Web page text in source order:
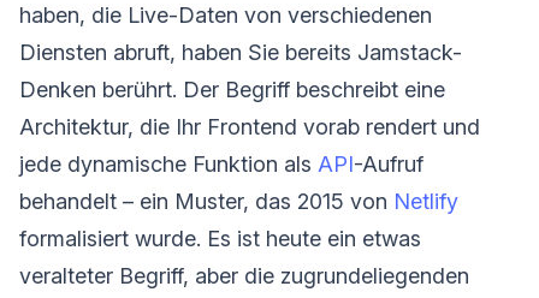
haben, die Live-Daten von verschiedenen
Diensten abruft, haben Sie bereits Jamstack-
Denken berührt. Der Begriff beschreibt eine
Architektur, die Ihr Frontend vorab rendert und
jede dynamische Funktion als API-Aufruf
behandelt – ein Muster, das 2015 von Netlify
formalisiert wurde. Es ist heute ein etwas
veralteter Begriff, aber die zugrundeliegenden